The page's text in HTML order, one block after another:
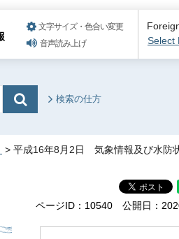
文字サイズ・色合い変更
音声読み上げ
Select
検索の仕方
> 平成16年8月2日 気象情報及び水防
ページID：10540 公開日：